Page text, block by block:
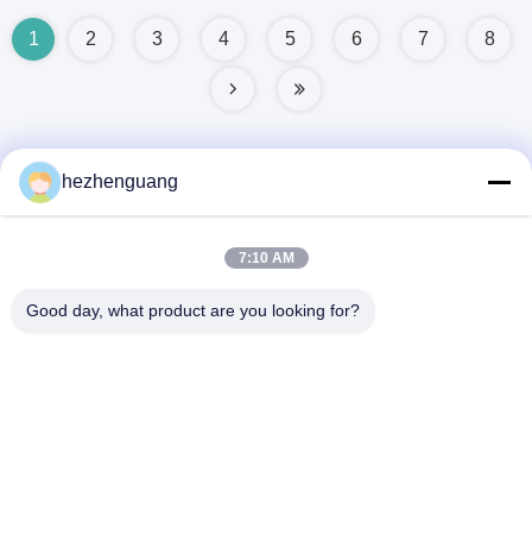
1 2 3 4 5 6 7 8
ঠিকানা: ইংফেং মেশিনারি মার্কেট, নং 1192, ঝোংশান অ্যাভিনিউ, তিয়ানহে জেলা,
hezhenguang
7:10 AM
Good day, what product are you looking for?